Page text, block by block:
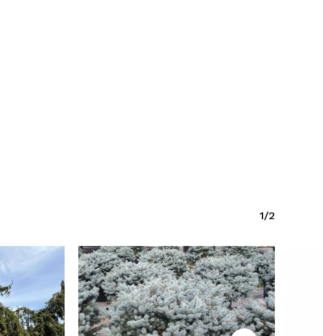
Nessun prodotto nel carrello
Torna Alla Lista Web
1/2